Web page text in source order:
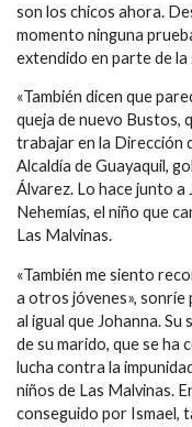
son los chicos ahora.
momento ninguna
extendido en parte de la
«También dicen que
queja de nuevo Bustos,
trabajar en la Dirección
Alcaldía de Guayaquil,
Álvarez. Lo hace junto a
Nehemías, el niño que
Las Malvinas.
«También me siento
a otros jóvenes», sonríe
al igual que Johanna.
de su marido, que se ha
lucha contra la
niños de Las Malvinas.
conseguido por Ismael,